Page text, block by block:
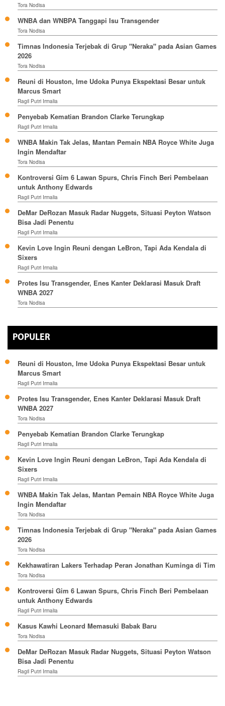
Tora Nodisa
WNBA dan WNBPA Tanggapi Isu Transgender
Tora Nodisa
Timnas Indonesia Terjebak di Grup "Neraka" pada Asian Games
2026
Tora Nodisa
Reuni di Houston, Ime Udoka Punya Ekspektasi Besar untuk
Marcus Smart
Ragil Putri Irmalia
Penyebab Kematian Brandon Clarke Terungkap
Ragil Putri Irmalia
WNBA Makin Tak Jelas, Mantan Pemain NBA Royce White Juga
Ingin Mendaftar
Tora Nodisa
Kontroversi Gim 6 Lawan Spurs, Chris Finch Beri Pembelaan
untuk Anthony Edwards
Ragil Putri Irmalia
DeMar DeRozan Masuk Radar Nuggets, Situasi Peyton Watson
Bisa Jadi Penentu
Ragil Putri Irmalia
Kevin Love Ingin Reuni dengan LeBron, Tapi Ada Kendala di
Sixers
Ragil Putri Irmalia
Protes Isu Transgender, Enes Kanter Deklarasi Masuk Draft
WNBA 2027
Tora Nodisa
POPULER
Reuni di Houston, Ime Udoka Punya Ekspektasi Besar untuk
Marcus Smart
Ragil Putri Irmalia
Protes Isu Transgender, Enes Kanter Deklarasi Masuk Draft
WNBA 2027
Tora Nodisa
Penyebab Kematian Brandon Clarke Terungkap
Ragil Putri Irmalia
Kevin Love Ingin Reuni dengan LeBron, Tapi Ada Kendala di
Sixers
Ragil Putri Irmalia
WNBA Makin Tak Jelas, Mantan Pemain NBA Royce White Juga
Ingin Mendaftar
Tora Nodisa
Timnas Indonesia Terjebak di Grup "Neraka" pada Asian Games
2026
Tora Nodisa
Kekhawatiran Lakers Terhadap Peran Jonathan Kuminga di Tim
Tora Nodisa
Kontroversi Gim 6 Lawan Spurs, Chris Finch Beri Pembelaan
untuk Anthony Edwards
Ragil Putri Irmalia
Kasus Kawhi Leonard Memasuki Babak Baru
Tora Nodisa
DeMar DeRozan Masuk Radar Nuggets, Situasi Peyton Watson
Bisa Jadi Penentu
Ragil Putri Irmalia